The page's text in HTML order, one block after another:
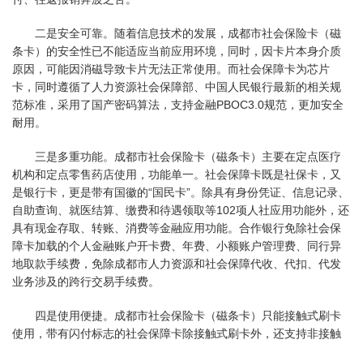
二是安全可靠。随着信息技术的发展，成都市社会保险卡（磁
条卡）的安全性已不能适应当前应用环境，同时，因卡片本身介质
原因，可能因消磁导致卡片无法正常使用。而社会保障卡为芯片
卡，同时遵循了人力资源社会保障部、中国人民银行最新的相关规
范标准，采用了国产密码算法，支持金融PBOC3.0规范，更加安全
耐用。
三是多重功能。成都市社会保险卡（磁条卡）主要在定点医疗
机构和定点零售药店使用，功能单一。社会保障卡既是社保卡，又
是银行卡，更是带有国徽的“国民卡”。除具有身份凭证、信息记录、
自助查询、就医结算、缴费和待遇领取等102项人社应用功能外，还
具有现金存取、转账、消费等金融应用功能。合作银行免除社会保
障卡加载的个人金融账户开卡费、年费、小额账户管理费、同行异
地取款手续费，免除成都市人力资源和社会保障代收、代扣、代发
业务涉及的跨行交易手续费。
四是使用便捷。成都市社会保险卡（磁条卡）只能接触式刷卡
使用，带有闪付标志的社会保障卡除接触式刷卡外，还支持非接触